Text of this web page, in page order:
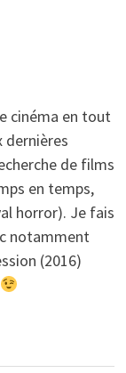
cinéma en tout
dernières
de films
en temps,
horror). Je fais
notamment
(2016)